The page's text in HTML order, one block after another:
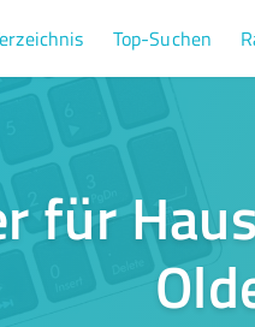
Top-Suchen
für